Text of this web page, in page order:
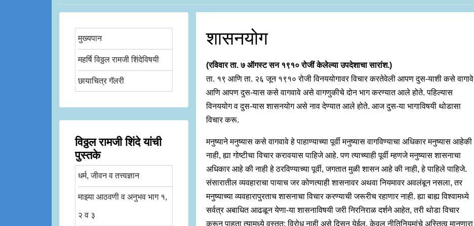
मुख्यपान
महर्षि विठ्ठल रामजी शिंदेविषयी
छायाचित्र गॅलरी
विठ्ठल रामजी शिंदे यांची
पुस्तके
धर्म, जीवन व तत्त्वज्ञान
माझ्या आठवणी व अनुभव भाग १,
२ व ३
शासनयोग
(रविवार ता. ७ ऑगस्ट सन १९१० रोजीं केलेल्या उपदेशाचा सारांश.)
ता. १९ आणि ता. २६ जून १९१० रोजी विनययोगावर विचार करतेवेली आपण दुस-याशी कसे वागावे
आणि आपण दुस-यास कसे वागवावे असे वागणुकीचे दोन भाग करण्यात आले होते. पहिल्यास
विनययोग व दुस-यास शासनयोग असे नाव देण्यात आले होते. आज दुस-या भागाविषयी थोडासा
विचार करू.
मनुष्याने मनुष्यास कसे वागवावे हे पाहाण्याच्या पूर्वी मनुष्यास वागविण्याचा अधिकार मनुष्यास आहेकी
नाही, ह्या गोष्टीचा विचार करावयास पाहिजे आहे. पण त्याच्याही पूर्वी म्हणजे मनुष्यास शासनाचा
अधिकार आहे की नाही हे ठरविण्याच्या पूर्वी, जगतात मुळी शासन आहे की नाही, हे पाहिले पाहिजे.
संसारातील व्यवहाराचा पायाच जर कोणत्याही शासनावर अथवा नियमावर अवलंबून नसला, तर
मनुष्याच्या व्यवहारापुरताच शासनाचा विचार करण्याची जरूरीच रहाणार नाही. ह्या बाह्य विश्वामध्ये
सर्वत्र अबाधित आढळून येणा-या शासनाविषयी जरी निरनिराळ दर्शने आहेत, तरी थोडा विचार
करून पाहता त्यामध्ये वस्तुत: विरोध नाही असे दिसून येईल. केवल नीतिनियमांचे अस्तित्व मानणारा